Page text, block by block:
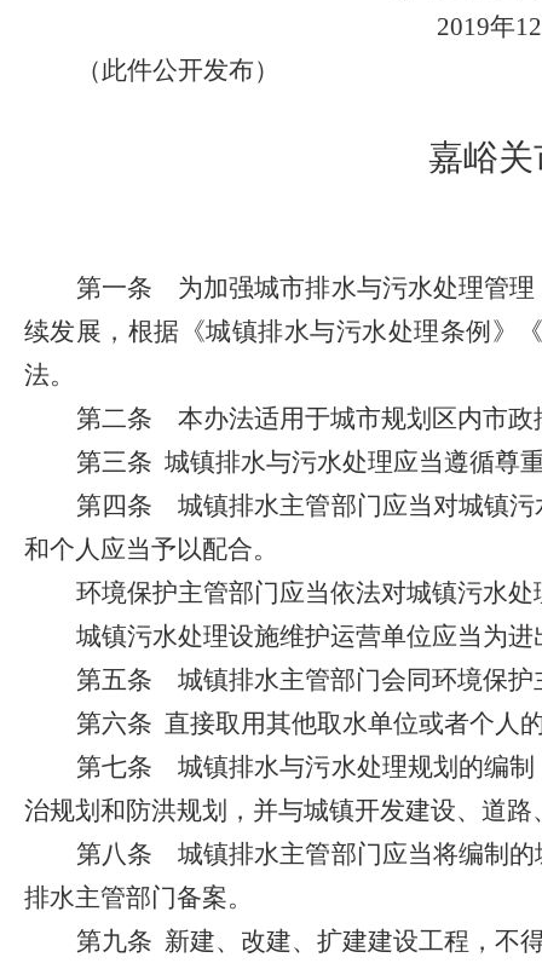
2019年12
（此件公开发布）
嘉峪
第一条 为加强城市排水与污水处理管理
续发展，根据《城镇排水与污水处理条例》
法。
第二条 本办法适用于城市规划区内市政
第三条 城镇排水与污水处理应当遵循尊
第四条 城镇排水主管部门应当对城镇污
和个人应当予以配合。
环境保护主管部门应当依法对城镇污水
城镇污水处理设施维护运营单位应当为
第五条 城镇排水主管部门会同环境保护
第六条 直接取用其他取水单位或者个人
第七条 城镇排水与污水处理规划的编制
治规划和防洪规划，并与城镇开发建设、道
第八条 城镇排水主管部门应当将编制的
排水主管部门备案。
第九条 新建、改建、扩建建设工程，不